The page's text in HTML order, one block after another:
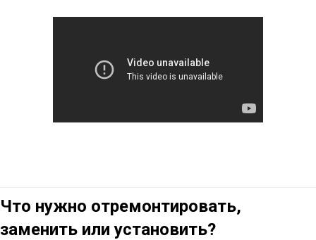
Что нужно отремонтировать,
заменить или установить?